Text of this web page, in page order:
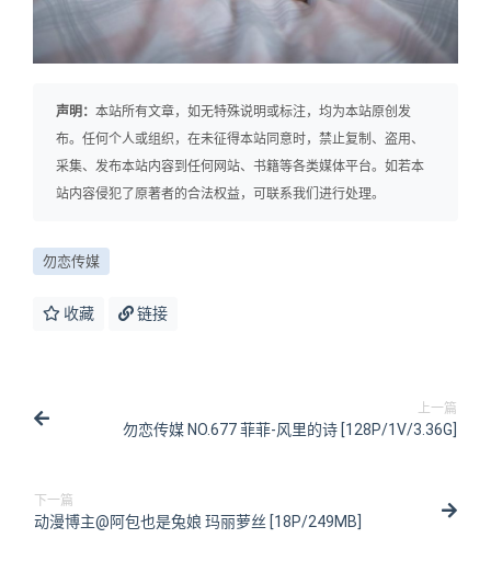
声明： 本站所有文章，如无特殊说明或标注，均为本站原创发
布。任何个人或组织，在未征得本站同意时，禁止复制、盗用、
采集、发布本站内容到任何网站、书籍等各类媒体平台。如若本
站内容侵犯了原著者的合法权益，可联系我们进行处理。
勿恋传媒
收藏 链接
上一篇
勿恋传媒 NO.677 菲菲-风里的诗 [128P/1V/3.36G]
下一篇
动漫博主@阿包也是兔娘 玛丽萝丝 [18P/249MB]